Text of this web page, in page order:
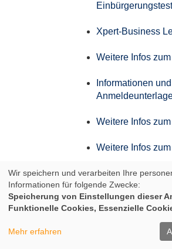
Xpert-Business
Weitere Infos
Informationen und
Weitere Infos
Weitere Infos
Weitere Infos zum
Weitere Infos zum
Infos zum
Wir speichern und verarbeiten Ihre
Informationen für folgende Zwecke:
Speicherung von Einstellungen dieser
Funktionelle Cookies, Essenzielle
Mehr erfahren